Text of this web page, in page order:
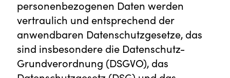
personenbezogenen Daten werden
vertraulich und entsprechend der
anwendbaren Datenschutzgesetze, das
sind insbesondere die Datenschutz-
Grundverordnung (DSGVO), das